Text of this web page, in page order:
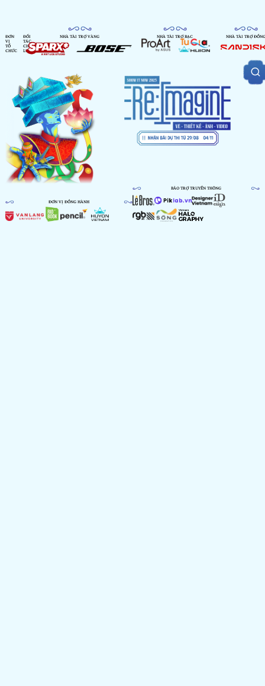
ĐƠN
VỊ
TỔ
CHỨC
ĐỐI
TÁC
CHIẾN
LƯỢC
NHÀ TÀI TRỢ VÀNG NHÀ TÀI TRỢ BẠC NHÀ TÀI TRỢ ĐỒNG
ĐƠN VỊ ĐỒNG HÀNH
BẢO TRỢ TRUYỀN THÔNG